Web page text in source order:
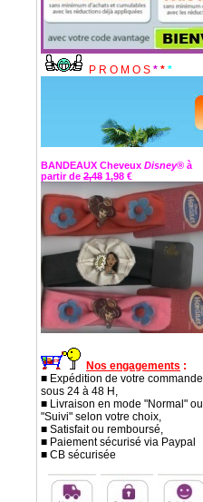
P R O M O S * * *
BANDEAUX Cheveux Disney® à
partir de 2,48 1,98 €
Nos engagements :
■ Expédition de votre commande
sous 24 à 48 H,
■ Livraison en mode "Normal" ou
"Suivi" selon votre choix,
■ Satisfait ou remboursé,
■ Paiement sécurisé via Paypal
■ CB sécurisée